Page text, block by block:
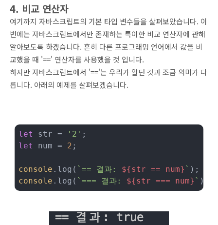
4. 비교 연산자
여기까지 자바스크립트의 기본 타입 변수들을 살펴보았습니다. 이
번에는 자바스크립트에서만 존재하는 특이한 비교 연산자에 관해
알아보도록 하겠습니다. 흔히 다른 프로그래밍 언어에서 값을 비
교했을 때 '==' 연산자를 사용했을 것 입니다.
하지만 자바스크립트에서 '=='는 우리가 알던 것과 조금 의미가 다
릅니다. 아래의 예제를 살펴보겠습니다.
let str = '2'
let
num = 2 ;
console .log( `== 결과: ${str == num} `
console .log( `=== 결과: ${str === num} `